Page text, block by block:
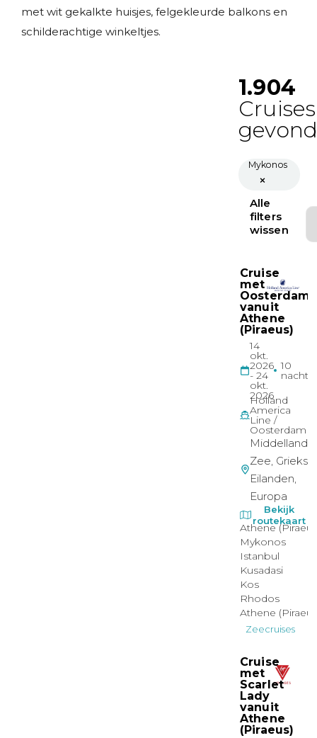
met wit gekalkte huisjes, felgekleurde balkons en
schilderachtige winkeltjes.